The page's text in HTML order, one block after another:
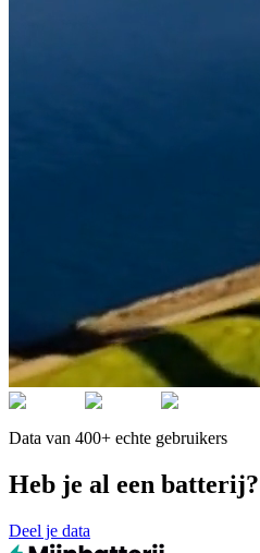
Data van 400+ echte gebruikers
Heb je al een batterij?
Deel je data